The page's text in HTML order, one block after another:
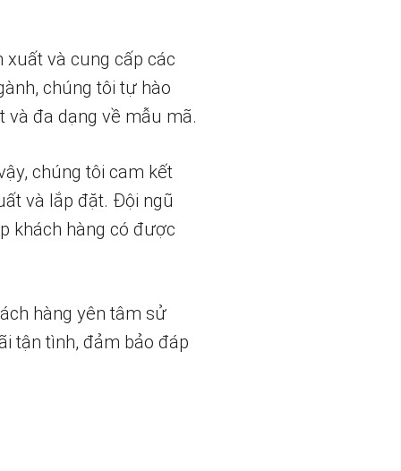
và cung cấp các
chúng tôi tự hào
và đa dạng về mẫu mã.
chúng tôi cam kết
và lắp đặt. Đội ngũ
khách hàng có được
hàng yên tâm sử
tận tình, đảm bảo đáp